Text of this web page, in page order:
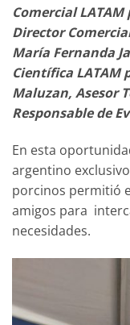
Comercial
Director
María Fernanda
Científica LATAM
Maluzan, Asesor
Responsable de
En esta
argentino
porcinos permitió
amigos para
necesidades.